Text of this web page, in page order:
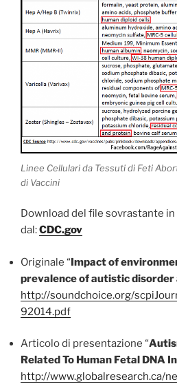
Linee Cellulari da Tessuti di Feti
di Vaccini
Download del file sovrastante
dal:CDC.gov
Originale “Impact of
prevalence of autistic
http://soundchoice.org/
92014.pdf
Articolo di presentazione “
Related To Human Fetal DNA
http://www.globalresearch.ca/